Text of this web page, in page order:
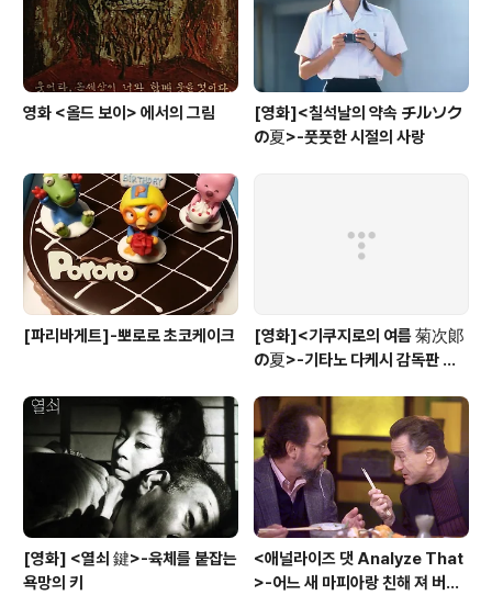
데, 비교적 반복적인..
영화 <올드 보이> 에서의 그림
[영화]<칠석날의 약속 チルソク
の夏>-풋풋한 시절의 사랑
[파리바게트]-뽀로로 초코케이크
[영화]<기쿠지로의 여름 菊次郞
の夏>-기타노 다케시 감독판 키
[영화] <열쇠 鍵>-육체를 붙잡는
욕망의 키
<애널라이즈 댓 Analyze That
>-어느 새 마피아랑 친해 져 버